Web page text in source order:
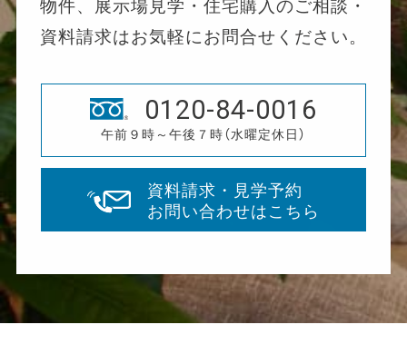
資料請求はお気軽にお問合せください。
0120-84-0016
午前９時～午後７時（水曜定休日）
資料請求・見学予約
お問い合わせはこちら